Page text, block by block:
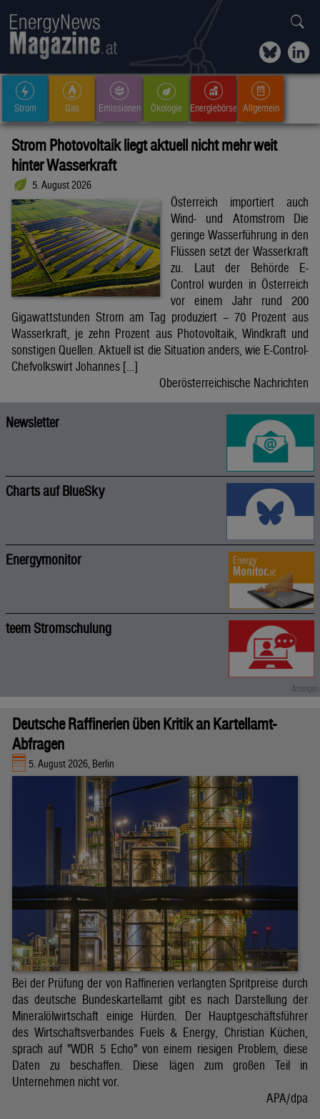
Strom Gas Emissionen Ökologie Energiebörse Allgemein
Strom Photovoltaik liegt aktuell nicht mehr weit
hinter Wasserkraft
5. August 2026
Österreich importiert auch
Wind- und Atomstrom Die
geringe Wasserführung in den
Flüssen setzt der Wasserkraft
zu. Laut der Behörde E-
Control wurden in Österreich
vor einem Jahr rund 200
Gigawattstunden Strom am Tag produziert – 70 Prozent aus
Wasserkraft, je zehn Prozent aus Photovoltaik, Windkraft und
sonstigen Quellen. Aktuell ist die Situation anders, wie E-Control-
Chefvolkswirt Johannes […]
Oberösterreichische Nachrichten
Newsletter
Charts auf BlueSky
Energymonitor
teem Stromschulung
Deutsche Raffinerien üben Kritik an Kartellamt-
Abfragen
5. August 2026, Berlin
Bei der Prüfung der von Raffinerien verlangten Spritpreise durch
das deutsche Bundeskartellamt gibt es nach Darstellung der
Mineralölwirtschaft einige Hürden. Der Hauptgeschäftsführer
des Wirtschaftsverbandes Fuels & Energy, Christian Küchen,
sprach auf "WDR 5 Echo" von einem riesigen Problem, diese
Daten zu beschaffen. Diese lägen zum großen Teil in
Unternehmen nicht vor.
APA/dpa